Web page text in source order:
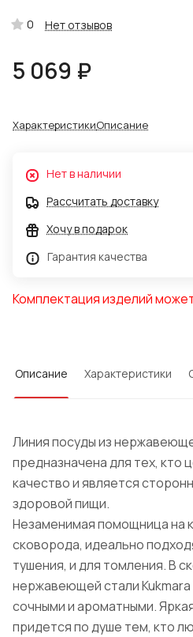
0 Нет отзывов
5 069 ₽
ХарактеристикиОписание
Нет в наличии
Рассчитать доставку
Хочу в подарок
Гарантия качества
Комплектация изделий
Описание Характеристики
Линия посуды из
предназначена для тех, кто
качество и является
здоровой пищи.
Незаменимая помощница на
сковорода, идеально
тушения, и для томления. В
нержавеющей стали
сочными и ароматными.
придется по душе тем, кто